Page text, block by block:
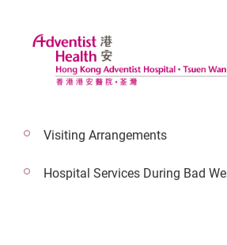
Eye Clinic
Visiting Arrangements
Hospital Services During Bad